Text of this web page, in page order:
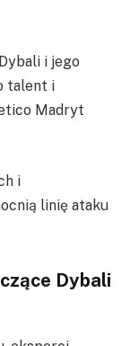
i jego
talent i
Madryt
i
linię ataku
Dybali